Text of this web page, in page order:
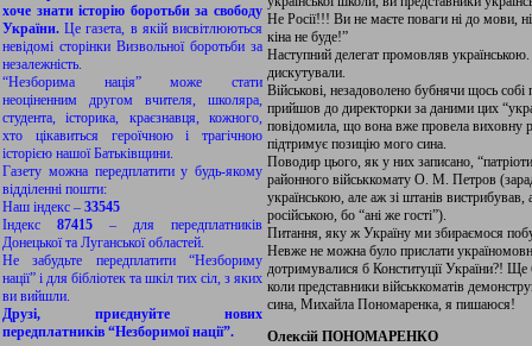
хоче знати історію боротьби за свободу
України.Це газета, в якій висвітлюються
невідомі сторінки Визвольної боротьби за
незалежність.
“Незборима нація” може стати
неоціненним другом вчителя, школяра,
студента, історика, краєзнавця, кожного,
хто цікавиться героїчною і трагічною
історією нашої Батьківщини.
Газету можна передплатити у будь-якому
відділенні пошти:
Наш індекс – 33545
Індекс 87415 – для передплатників
Донецької та Луганської областей.
Не забудьте передплатити “Незбориму
нації” і для бібліотек та шкіл тих сіл, з яких
ви вийшли.
Друзі, приєднуйте нових
передплатників “Незборимої нації”.
Не Росії!!! Ви не маєте поваги ні до мови,
кіна не буде!”
Наступний делегат промовляв
дискутували.
Військові, незадоволено бубнячи щось
прийшов до директорки за даними цих
повідомила, що вона вже провела виховну
підтримує позицію мого сина.
Поводир цього, як у них записано,
районного військкомату О. М. Петров
українською, але аж зі штанів
російською, бо “ані же гості”).
Питання, яку ж Україну ми збираємося
Невже не можна було прислати
дотримувалися б Конституції України?!
коли представники військкоматів
сина, Михайла Пономаренка, я пишаюся!
Олексій ПОНОМАРЕНКО